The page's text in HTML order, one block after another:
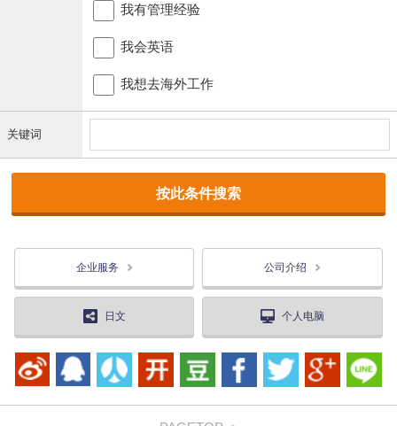
我有管理经验
我会英语
我想去海外工作
关键词
企业服务 公司介绍
日文 个人电脑